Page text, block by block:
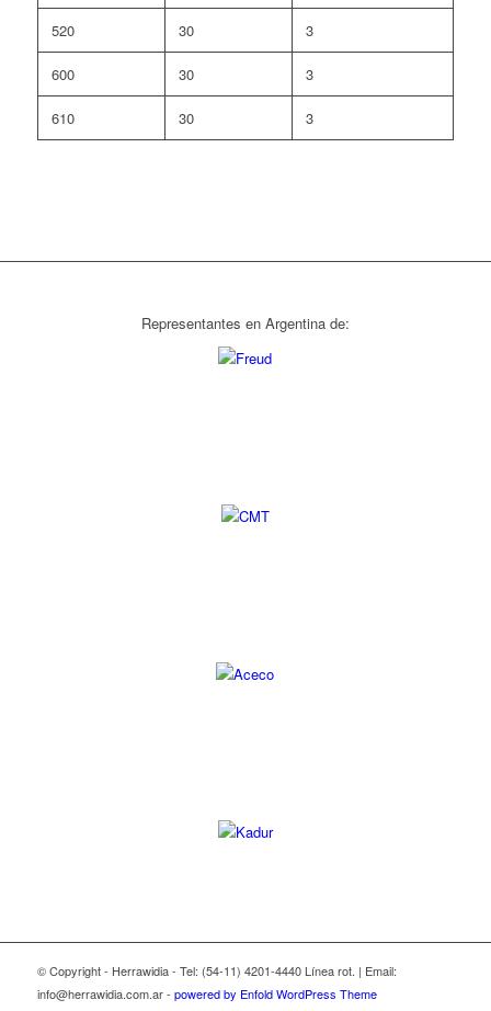
520 30 3
600 30 3
610 30 3
Representantes en Argentina de:
© Copyright - Herrawidia - Tel: (54-11) 4201-4440 Línea rot. | Email:
info@herrawidia.com.ar - powered by Enfold WordPress Theme